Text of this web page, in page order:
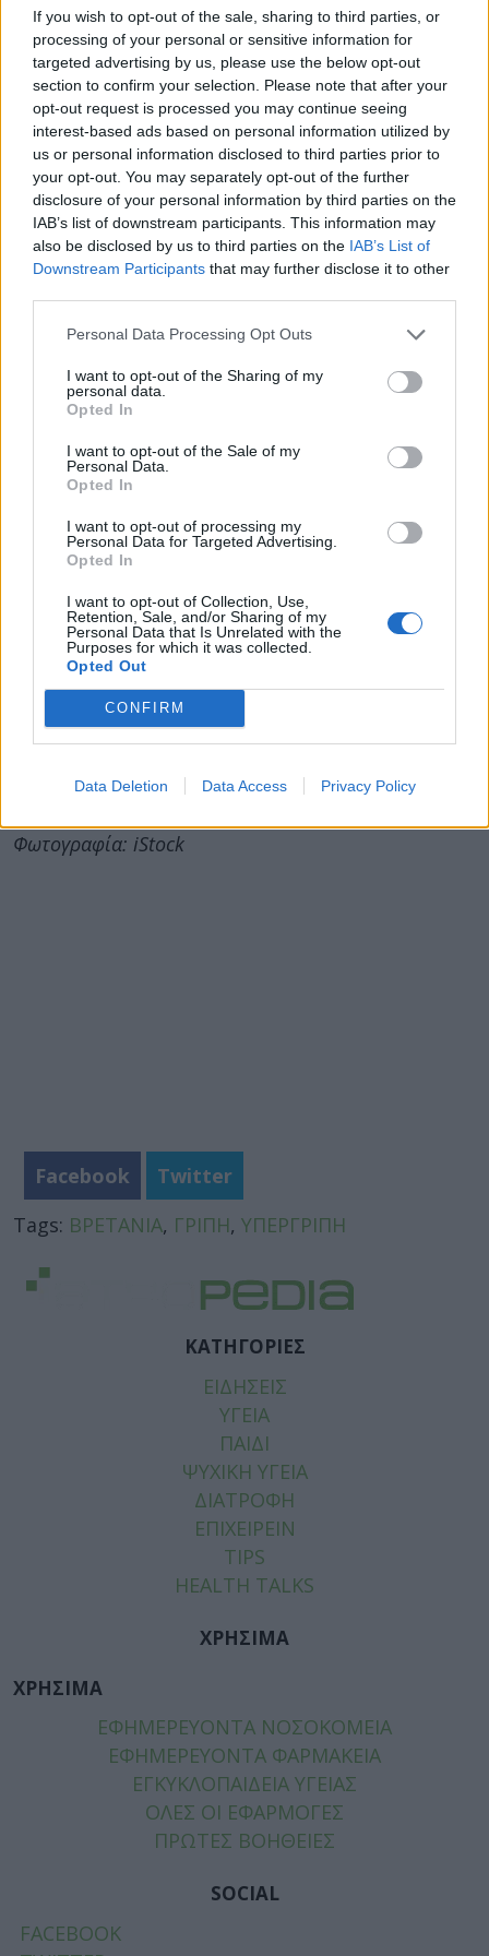
If you wish to opt-out of the sale, sharing to third parties, or
processing of your personal or sensitive information for
targeted advertising by us, please use the below opt-out
section to confirm your selection. Please note that after your
opt-out request is processed you may continue seeing
interest-based ads based on personal information utilized by
us or personal information disclosed to third parties prior to
your opt-out. You may separately opt-out of the further
disclosure of your personal information by third parties on the
IAB’s list of downstream participants. This information may
also be disclosed by us to third parties on the IAB’s List of
Downstream Participants that may further disclose it to other
Personal Data Processing Opt Outs
I want to opt-out of the Sharing of my
personal data.
Opted In
I want to opt-out of the Sale of my
Personal Data.
Opted In
I want to opt-out of processing my
Personal Data for Targeted Advertising.
Opted In
I want to opt-out of Collection, Use,
Retention, Sale, and/or Sharing of my
Personal Data that Is Unrelated with the
Purposes for which it was collected.
Opted Out
CONFIRM
Data Deletion Data Access Privacy Policy
ηλικίας 45 ετών και άνω συνδέεται με αυξημένο
κίνδυνο καρδιαγγειακών επεισοδίων, ο οποίος
παραμένει αυξημένος έως και έναν χρόνο μετά
τη νόσηση. Ο κίνδυνος αφορά εμφράγματα,
εγκεφαλικά και καρδιακή ανεπάρκεια και είναι
μεγαλύτερος σε ηλικιωμένους, νοσηλευόμενους
ασθενείς και άτομα με προϋπάρχουσα
καρδιοπάθεια ή διαβήτη. Αξιοσημείωτο είναι ότι
το συνολικό καρδιαγγειακό «φορτίο» του RSV
αποδείχθηκε συγκρίσιμο με εκείνο της γρίπης.
Ο ρόλος του εμβολιασμού παραμένει
καθοριστικός
Τα πρώιμα δεδομένα δείχνουν ότι
το φετινό
εμβόλιο της γρίπης προσφέρει σημαντική
προστασία από σοβαρές επιπλοκές, ακόμη
και απέναντι στο κυρίαρχο στέλεχος
Σε πανευρωπαϊκό επίπεδο εκτιμάται ότι τα
κρούσματα θα συνεχίσουν να αυξάνονται έως
την κορύφωση της περιόδου, πιθανότατα μέσα
στον Ιανουάριο. Η κυκλοφορία του ιού
παραμένει υψηλότερη στα παιδιά σχολικής
ηλικίας, τα οποία λειτουργούν ως βασικός
παράγοντας διασποράς στην κοινότητα, ενώ τα
άτομα άνω των 65 ετώναποτελούν την
πλειονότητα των σοβαρών περιστατικών που
χρειάζονται νοσηλεία.
Φωτογραφία: iStock
Facebook
Twitter
Tags: ΒΡΕΤΑΝΙΑ, ΓΡΙΠΗ, ΥΠΕΡΓΡΙΠΗ
ΚΑΤΗΓΟΡΙΕΣ
ΕΙΔΗΣΕΙΣ
ΥΓΕΙΑ
ΠΑΙΔΙ
ΨΥΧΙΚΗ ΥΓΕΙΑ
ΔΙΑΤΡΟΦΗ
ΕΠΙΧΕΙΡΕΙΝ
TIPS
HEALTH TALKS
ΧΡΗΣΙΜΑ
ΧΡΗΣΙΜΑ
ΕΦΗΜΕΡΕΥΟΝΤΑ ΝΟΣΟΚΟΜΕΙΑ
ΕΦΗΜΕΡΕΥΟΝΤΑ ΦΑΡΜΑΚΕΙΑ
ΕΓΚΥΚΛΟΠΑΙΔΕΙΑ ΥΓΕΙΑΣ
ΟΛΕΣ ΟΙ ΕΦΑΡΜΟΓΕΣ
ΠΡΩΤΕΣ ΒΟΗΘΕΙΕΣ
SOCIAL
FACEBOOK